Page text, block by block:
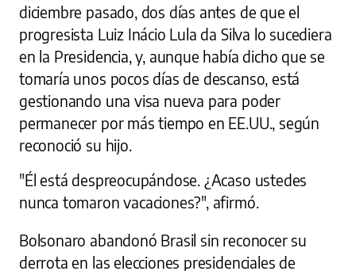
diciembre pasado, dos días antes de que el
progresista Luiz Inácio Lula da Silva lo sucediera
en la Presidencia, y, aunque había dicho que se
tomaría unos pocos días de descanso, está
gestionando una visa nueva para poder
permanecer por más tiempo en EE.UU., según
reconoció su hijo.
"Él está despreocupándose. ¿Acaso ustedes
nunca tomaron vacaciones?", afirmó.
Bolsonaro abandonó Brasil sin reconocer su
derrota en las elecciones presidenciales de